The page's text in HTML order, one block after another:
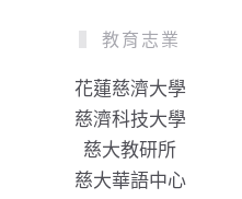
教育志業
花蓮慈濟大學
慈濟科技大學
慈大教研所
慈大華語中心